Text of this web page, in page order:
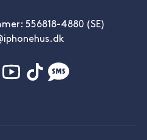
556818-4880 (SE)